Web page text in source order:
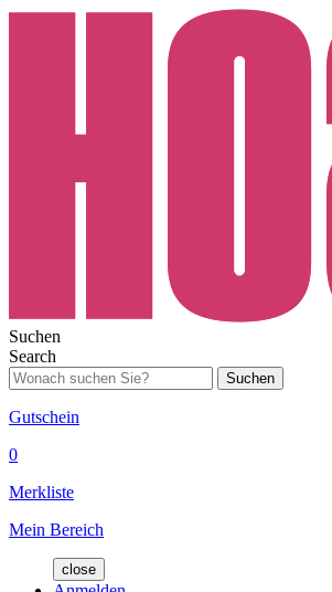
Suchen
Search
Suchen
Gutschein
0
Merkliste
Mein Bereich
close